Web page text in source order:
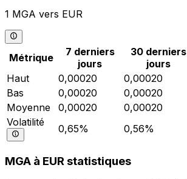
1 MGA vers EUR
Métrique
7 derniers
jours
30 derniers
jours
Haut
0,00020 0,00020
Bas
0,00020 0,00020
Moyenne
0,00020 0,00020
Volatilité
0,65% 0,56%
MGA à EUR statistiques